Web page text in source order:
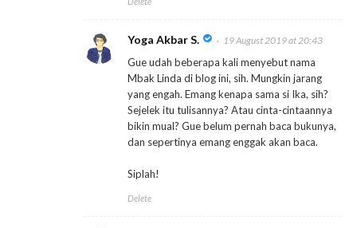
Yoga Akbar S. 19 August 2019 at 20:43
Gue udah beberapa kali menyebut nama
Mbak Linda di blog ini, sih. Mungkin jarang
yang engah. Emang kenapa sama si Ika, sih?
Sejelek itu tulisannya? Atau cinta-cintaannya
bikin mual? Gue belum pernah baca bukunya,
dan sepertinya emang enggak akan baca.
Siplah!
Delete